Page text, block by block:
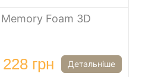
Foam 3D
грн Детальніше